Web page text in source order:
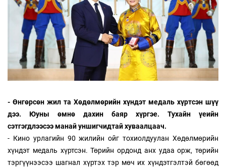
- Өнгөрсөн жил та Хөдөлмөрийн хүндэт медаль хүртсэн шүү
дээ. Юуны өмнө дахин баяр хүргэе. Тухайн үеийн
сэтгэгдлээсээ манай уншигчидтай хуваалцаач.
- Кино урлагийн 90 жилийн ойг тохиолдуулан Хөдөлмөрийн
хүндэт медаль хүртсэн. Төрийн ордонд анх удаа орж, төрийн
тэргүүнээсээ шагнал хүртэх тэр мөч их хүндэтгэлтэй бөгөөд